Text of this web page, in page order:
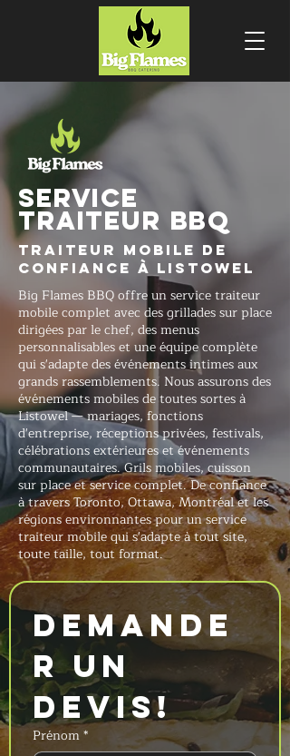
SERVICE
TRAITEUR BBQ
Traiteur mobile de
confiance à Listowel
Big Flames BBQ offre un service traiteur
mobile complet avec des grillades sur place
dirigées par le chef, des menus
personnalisables et une équipe complète
qui s'adapte des événements intimes aux
grands rassemblements. Nous assurons des
événements mobiles de toutes sortes à
Listowel — mariages, fonctions
d'entreprise, réceptions privées, festivals,
célébrations extérieures et événements
communautaires. Grils mobiles, cuisson
sur place et service complet. De confiance
à travers Toronto, Ottawa, Montréal et les
régions environnantes pour un service
traiteur mobile qui s'adapte à tout site,
toute taille, tout format.
Demande
r un
devis!
Prénom*